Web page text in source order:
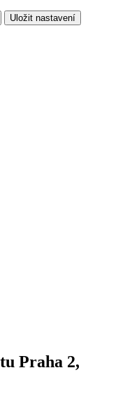
Uložit nastavení
Praha 2,